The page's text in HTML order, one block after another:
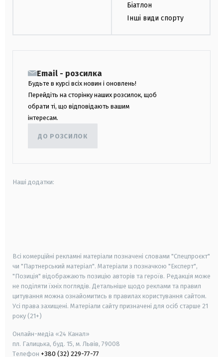
Біатлон
Інші види спорту
Email - розсилка
Будьте в курсі всіх новин і оновлень!
Перейдіть на сторінку наших розсилок, щоб
обрати ті, що відповідають вашим
інтересам.
ДО РОЗСИЛОК
Наші додатки:
Всі комерційні рекламні матеріали позначені словами "Спецпроєкт"
чи "Партнерський матеріал". Матеріали з позначкою "Експерт",
"Позиція" відображають позицію авторів та героїв. Редакція може
не поділяти їхніх поглядів. Детальніше щодо реклами та правил
цитування можна ознайомитись в правилах користування сайтом.
Усі права захищені. Матеріали сайту призначені для осіб старше 21
року (21+)
Онлайн-медіа «24 Канал»
пл. Галицька, буд. 15, м. Львів, 79008
Телефон +380 (32) 229-77-77